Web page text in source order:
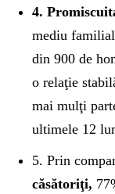
4.
mediu
din 900 de
o relaţie
mai mulţi
ultimele 12
5. Prin
căsătoriţi,